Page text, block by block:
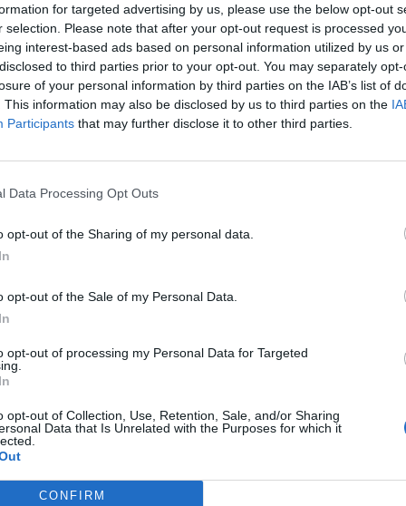
for targeted advertising by us, please use the below opt-out
selection. Please note that after your opt-out request is processed
interest-based ads based on personal information utilized by us
to third parties prior to your opt-out. You may separately
of your personal information by third parties on the IAB’s list of
This information may also be disclosed by us to third parties on the
Participants that may further disclose it to other third parties.
Data Processing Opt Outs
opt-out of the Sharing of my personal data.
opt-out of the Sale of my Personal Data.
opt-out of processing my Personal Data for Targeted
opt-out of Collection, Use, Retention, Sale, and/or Sharing
Data that Is Unrelated with the Purposes for which it
CONFIRM
a série continua a ter, vamos esclarecer todas essas
vamos recordar o elenco na primeira temporada
agora em julho na plataforma de
ires carregando nas setas.